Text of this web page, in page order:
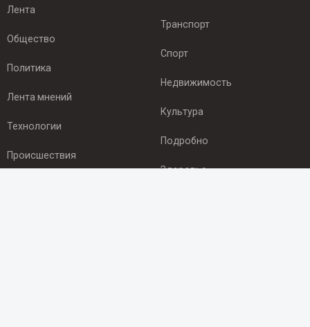
Лента
Общество
Политика
Лента мнений
Технологии
Происшествия
Транспорт
Спорт
Недвижимость
Культура
Подробно
Здоровье